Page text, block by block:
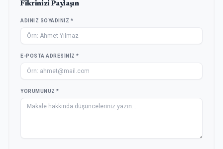
Fikrinizi Paylaşın
ADINIZ SOYADINIZ *
E-POSTA ADRESINIZ *
YORUMUNUZ *